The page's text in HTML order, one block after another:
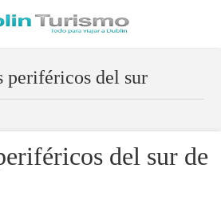
periféricos del sur
del sur de